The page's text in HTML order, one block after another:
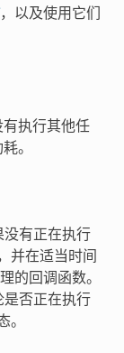
，以及使用它们
执行其他任
。
没有正在执行
并在适当时间
的回调函数。
是否正在执行
。